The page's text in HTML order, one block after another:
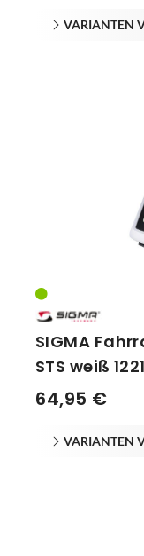
VARIANTEN
SIGMA
STS weiß
64,95 €
VARIANTEN